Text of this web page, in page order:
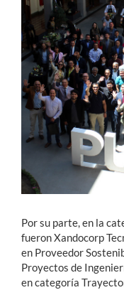
Por su parte, en la
fueron Xandocorp
en Proveedor
Proyectos de
en categoría